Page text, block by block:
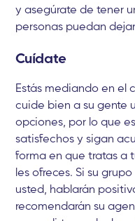
y asegúrate de tener
personas puedan
Cuídate
Estás mediando en el
cuide bien a su gente
opciones, por lo que
satisfechos y sigan
forma en que tratas a
les ofreces. Si su
usted, hablarán
recomendarán su